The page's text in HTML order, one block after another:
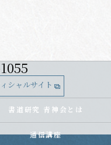
シャルサイト
書道研究 青神会とは
通信講座